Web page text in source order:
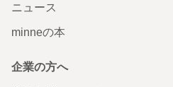
ニュース
minneの本
企業の方へ